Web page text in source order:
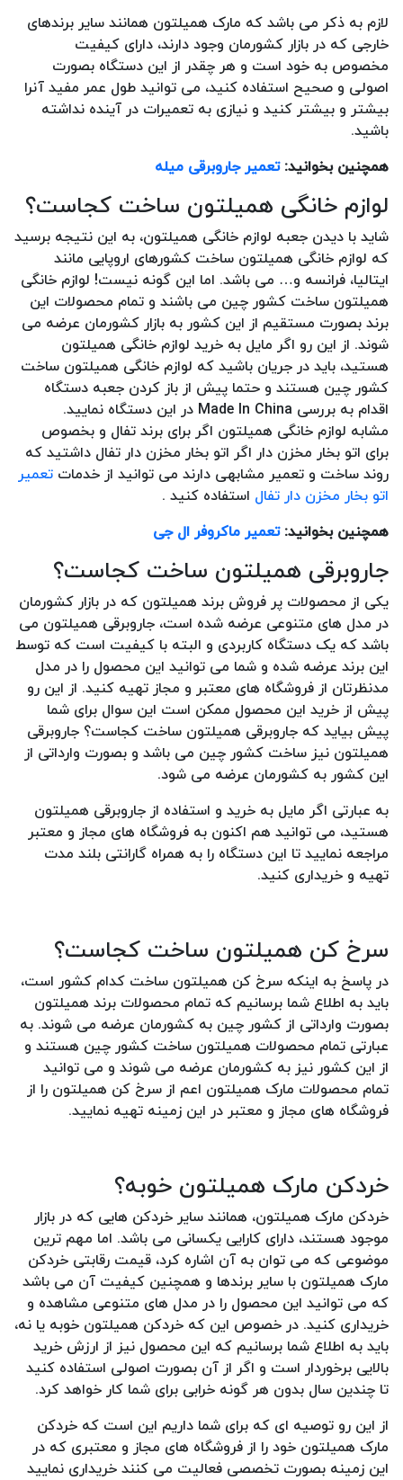
لازم به ذکر می باشد که مارک همیلتون همانند سایر برندهای
خارجی که در بازار کشورمان وجود دارند، دارای کیفیت
مخصوص به خود است و هر چقدر از این دستگاه بصورت
اصولی و صحیح استفاده کنید، می توانید طول عمر مفید آنرا
بیشتر و بیشتر کنید و نیازی به تعمیرات در آینده نداشته
باشید.
همچنین بخوانید:تعمیر جاروبرقی میله
لوازم خانگی همیلتون ساخت کجاست؟
شاید با دیدن جعبه لوازم خانگی همیلتون، به این نتیجه برسید
که لوازم خانگی همیلتون ساخت کشورهای اروپایی مانند
ایتالیا، فرانسه و… می باشد. اما این گونه نیست! لوازم خانگی
همیلتون ساخت کشور چین می باشند و تمام محصولات این
برند بصورت مستقیم از این کشور به بازار کشورمان عرضه می
شوند. از این رو اگر مایل به خرید لوازم خانگی همیلتون
هستید، باید در جریان باشید که لوازم خانگی همیلتون ساخت
کشور چین هستند و حتما پیش از باز کردن جعبه دستگاه
اقدام به بررسی Made In China در این دستگاه نمایید.
مشابه لوازم خانگی همیلتون اگر برای برند تفال و بخصوص
برای اتو بخار مخزن دار اگر اتو بخار مخزن دار تفال داشتید که
روند ساخت و تعمیر مشابهی دارند می توانید از خدمات تعمیر
اتو بخار مخزن دار تفال استفاده کنید .
همچنین بخوانید:تعمیر ماکروفر ال جی
جاروبرقی همیلتون ساخت کجاست؟
یکی از محصولات پر فروش برند همیلتون که در بازار کشورمان
در مدل های متنوعی عرضه شده است، جاروبرقی همیلتون می
باشد که یک دستگاه کاربردی و البته با کیفیت است که توسط
این برند عرضه شده و شما می توانید این محصول را در مدل
مدنظرتان از فروشگاه های معتبر و مجاز تهیه کنید. از این رو
پیش از خرید این محصول ممکن است این سوال برای شما
پیش بیاید که جاروبرقی همیلتون ساخت کجاست؟ جاروبرقی
همیلتون نیز ساخت کشور چین می باشد و بصورت وارداتی از
این کشور به کشورمان عرضه می شود.
به عبارتی اگر مایل به خرید و استفاده از جاروبرقی همیلتون
هستید، می توانید هم اکنون به فروشگاه های مجاز و معتبر
مراجعه نمایید تا این دستگاه را به همراه گارانتی بلند مدت
تهیه و خریداری کنید.
سرخ کن همیلتون ساخت کجاست؟
در پاسخ به اینکه سرخ کن همیلتون ساخت کدام کشور است،
باید به اطلاع شما برسانیم که تمام محصولات برند همیلتون
بصورت وارداتی از کشور چین به کشورمان عرضه می شوند. به
عبارتی تمام محصولات همیلتون ساخت کشور چین هستند و
از این کشور نیز به کشورمان عرضه می شوند و می توانید
تمام محصولات مارک همیلتون اعم از سرخ کن همیلتون را از
فروشگاه های مجاز و معتبر در این زمینه تهیه نمایید.
خردکن مارک همیلتون خوبه؟
خردکن مارک همیلتون، همانند سایر خردکن هایی که در بازار
موجود هستند، دارای کارایی یکسانی می باشد. اما مهم ترین
موضوعی که می توان به آن اشاره کرد، قیمت رقابتی خردکن
مارک همیلتون با سایر برندها و همچنین کیفیت آن می باشد
که می توانید این محصول را در مدل های متنوعی مشاهده و
خریداری کنید. در خصوص این که خردکن همیلتون خوبه یا نه،
باید به اطلاع شما برسانیم که این محصول نیز از ارزش خرید
بالایی برخوردار است و اگر از آن بصورت اصولی استفاده کنید
تا چندین سال بدون هر گونه خرابی برای شما کار خواهد کرد.
از این رو توصیه ای که برای شما داریم این است که خردکن
مارک همیلتون خود را از فروشگاه های مجاز و معتبری که در
این زمینه بصورت تخصصی فعالیت می کنند خریداری نمایید